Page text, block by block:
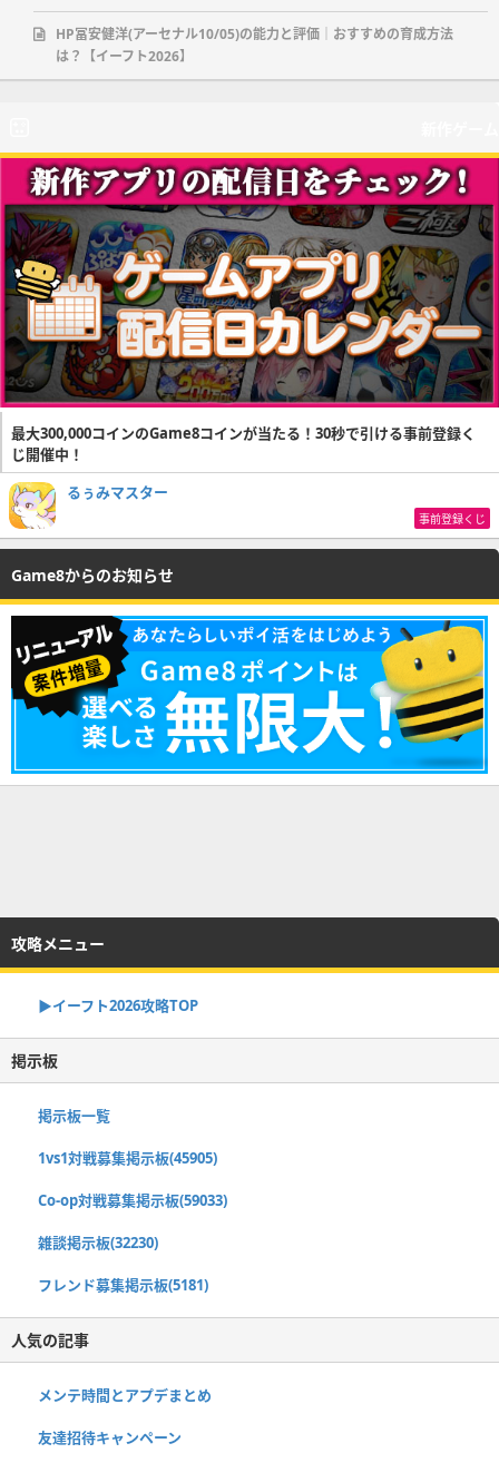
HP冨安健洋(アーセナル10/05)の能力と評価｜おすすめの育成方法
は？【イーフト2026】
最大300,000コインのGame8コインが当たる！30秒で引ける事前登録く
じ開催中！
るぅみマスター
事前登録くじ
Game8からのお知らせ
攻略メニュー
▶イーフト2026攻略TOP
掲示板
掲示板一覧
1vs1対戦募集掲示板(45905)
Co-op対戦募集掲示板(59033)
雑談掲示板(32230)
フレンド募集掲示板(5181)
人気の記事
メンテ時間とアプデまとめ
友達招待キャンペーン